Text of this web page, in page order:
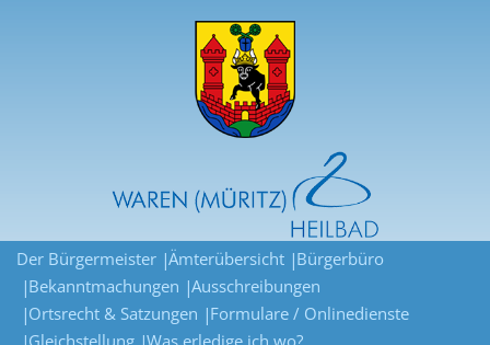
Der Bürgermeister Ämterübersicht Bürgerbüro
Bekanntmachungen Ausschreibungen
Ortsrecht & Satzungen
Formulare / Onlinedienste
Gleichstellung Was erledige ich wo?